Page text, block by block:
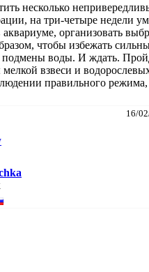
несколько
на три-четыре недели
аквариуме, организовать
чтобы избежать
подмены воды. И ждать.
взвеси и
правильного режима,
16/